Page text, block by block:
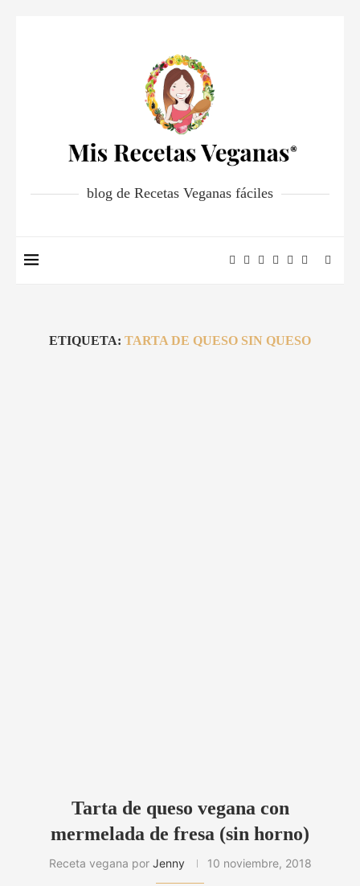
blog de Recetas Veganas fáciles
ETIQUETA: TARTA DE QUESO SIN QUESO
Tarta de queso vegana con
mermelada de fresa (sin horno)
Receta vegana por Jenny 10 noviembre, 2018